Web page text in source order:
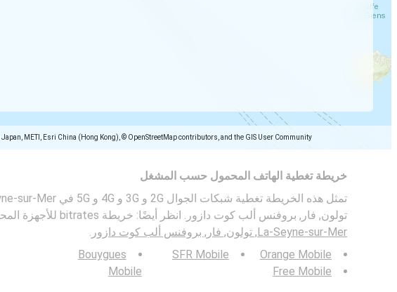
METI, Esri China (Hong Kong), © OpenStreetMap contributors, and the GIS User Community
خريطة تغطية الهاتف المحمول حسب المشغل
تولون, فار, بروفنس ألب كوت دازور. انظر أيضًا: خريطة bitrates للأجهزة المحمولة في
La-Seyne-sur-Mer, تولون, فار, بروفنس ألب كوت دازور
.
Orange Mobile
Free Mobile
SFR Mobile
Bouygues
Mobile